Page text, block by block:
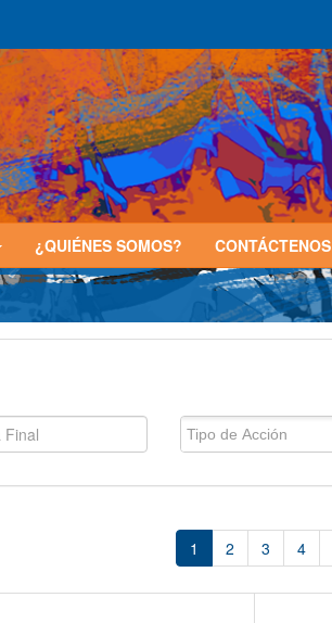
¿QUIÉNES SOMOS? CONTÁCTENOS
1 2 3 4